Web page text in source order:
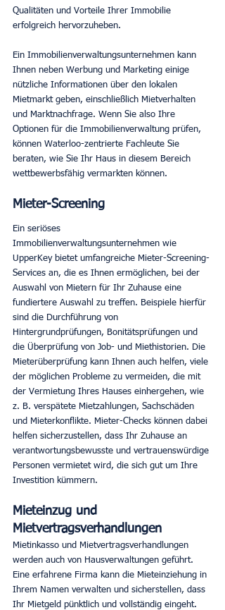
Qualitäten und Vorteile Ihrer Immobilie
erfolgreich hervorzuheben.
Ein Immobilienverwaltungsunternehmen kann
Ihnen neben Werbung und Marketing einige
nützliche Informationen über den lokalen
Mietmarkt geben, einschließlich Mietverhalten
und Marktnachfrage. Wenn Sie also Ihre
Optionen für die Immobilienverwaltung prüfen,
können Waterloo-zentrierte Fachleute Sie
beraten, wie Sie Ihr Haus in diesem Bereich
wettbewerbsfähig vermarkten können.
Mieter-Screening
Ein seriöses
Immobilienverwaltungsunternehmen wie
UpperKey bietet umfangreiche Mieter-Screening-
Services an, die es Ihnen ermöglichen, bei der
Auswahl von Mietern für Ihr Zuhause eine
fundiertere Auswahl zu treffen. Beispiele hierfür
sind die Durchführung von
Hintergrundprüfungen, Bonitätsprüfungen und
die Überprüfung von Job- und Miethistorien. Die
Mieterüberprüfung kann Ihnen auch helfen, viele
der möglichen Probleme zu vermeiden, die mit
der Vermietung Ihres Hauses einhergehen, wie
z. B. verspätete Mietzahlungen, Sachschäden
und Mieterkonflikte. Mieter-Checks können dabei
helfen sicherzustellen, dass Ihr Zuhause an
verantwortungsbewusste und vertrauenswürdige
Personen vermietet wird, die sich gut um Ihre
Investition kümmern.
Mieteinzug und
Mietvertragsverhandlungen
Mietinkasso und Mietvertragsverhandlungen
werden auch von Hausverwaltungen geführt.
Eine erfahrene Firma kann die Mieteinziehung in
Ihrem Namen verwalten und sicherstellen, dass
Ihr Mietgeld pünktlich und vollständig eingeht.